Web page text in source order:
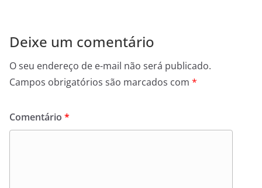
Deixe um comentário
O seu endereço de e-mail não será publicado.
Campos obrigatórios são marcados com *
Comentário *